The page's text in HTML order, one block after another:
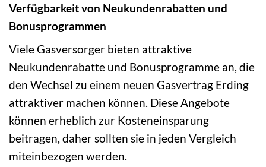
Verfügbarkeit von Neukundenrabatten und
Bonusprogrammen
Viele Gasversorger bieten attraktive
Neukundenrabatte und Bonusprogramme an, die
den Wechsel zu einem neuen Gasvertrag Erding
attraktiver machen können. Diese Angebote
können erheblich zur Kosteneinsparung
beitragen, daher sollten sie in jeden Vergleich
miteinbezogen werden.